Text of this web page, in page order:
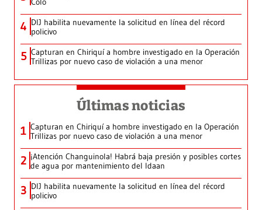
4 DIJ habilita nuevamente la solicitud en línea del récord
policivo
5 Capturan en Chiriquí a hombre investigado en la Operación
Trillizas por nuevo caso de violación a una menor
Últimas noticias
1 Capturan en Chiriquí a hombre investigado en la Operación
Trillizas por nuevo caso de violación a una menor
2 ¡Atención Changuinola! Habrá baja presión y posibles cortes
de agua por mantenimiento del Idaan
3 DIJ habilita nuevamente la solicitud en línea del récord
policivo